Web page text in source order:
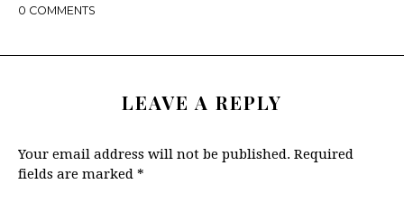
0 COMMENTS
LEAVE A REPLY
Your email address will not be published. Required
fields are marked *